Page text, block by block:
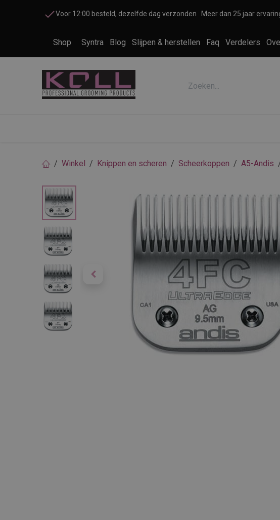
Voor 12:00 besteld, dezelfde dag verzonden Meer dan 25 jaar
Shop Syntra Blog Slijpen & herstellen Faq Verdelers
Winkel Knippen en scheren Scheerkoppen A5-Andis